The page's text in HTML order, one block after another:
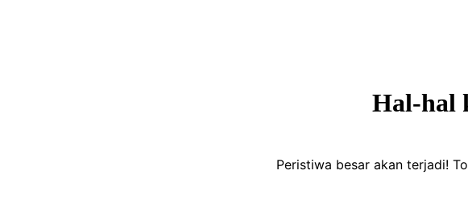
Hal-hal
Peristiwa besar akan terjadi!